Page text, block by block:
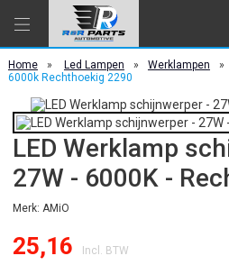
Home » Led Lampen » Werklampen »
6000k Rechthoekig 2290
LED Werklamp
27W - 6000K -
Merk: AMiO
25,16 Incl. BTW